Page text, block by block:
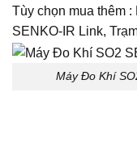
Tùy chọn mua thêm
SENKO-IR Link,
Máy Đo Khí